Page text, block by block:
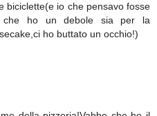
biciclette(e io che pensavo fosse
che ho un debole sia per la
ho buttato un occhio!)